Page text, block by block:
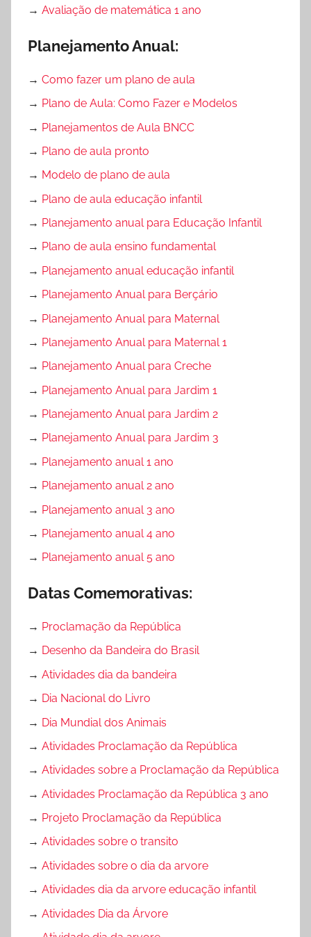
→ Avaliação de matemática 1 ano
Planejamento Anual:
→ Como fazer um plano de aula
→ Plano de Aula: Como Fazer e Modelos
→ Planejamentos de Aula BNCC
→ Plano de aula pronto
→ Modelo de plano de aula
→ Plano de aula educação infantil
→ Planejamento anual para Educação Infantil
→ Plano de aula ensino fundamental
→ Planejamento anual educação infantil
→ Planejamento Anual para Berçário
→ Planejamento Anual para Maternal
→ Planejamento Anual para Maternal 1
→ Planejamento Anual para Creche
→ Planejamento Anual para Jardim 1
→ Planejamento Anual para Jardim 2
→ Planejamento Anual para Jardim 3
→ Planejamento anual 1 ano
→ Planejamento anual 2 ano
→ Planejamento anual 3 ano
→ Planejamento anual 4 ano
→ Planejamento anual 5 ano
Datas Comemorativas:
→ Proclamação da República
→ Desenho da Bandeira do Brasil
→ Atividades dia da bandeira
→ Dia Nacional do Livro
→ Dia Mundial dos Animais
→ Atividades Proclamação da República
→ Atividades sobre a Proclamação da República
→ Atividades Proclamação da República 3 ano
→ Projeto Proclamação da República
→ Atividades sobre o transito
→ Atividades sobre o dia da arvore
→ Atividades dia da arvore educação infantil
→ Atividades Dia da Árvore